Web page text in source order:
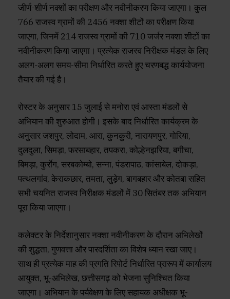
जीर्ण-शीर्ण नक्शों का परीक्षण और नवीनीकरण किया जाएगा। कुल
766 राजस्व ग्रामों की 2456 नक्शा शीटों का परीक्षण किया
जाएगा, जिनमें 214 राजस्व ग्रामों की 710 जर्जर नक्शा शीटों का
नवीनीकरण किया जाएगा। प्रत्येक राजस्व निरीक्षक मंडल के लिए
अलग-अलग समय-सीमा निर्धारित करते हुए चरणबद्ध कार्ययोजना
तैयार की गई है।
रोस्टर के अनुसार 15 जुलाई से मनोरा एवं आस्ता मंडलों से
अभियान की शुरुआत होगी। इसके बाद निर्धारित कार्यक्रम के
अनुसार जशपुर, लोदाम, आरा, कुनकुरी, नारायणपुर, गोरिया,
दुलदुला, सिमड़ा, फरसाबहार, तपकरा, कोल्हेनझरिया, बगीचा,
बिमड़ा, कुर्राेग, सरबकोम्बो, सन्ना, पंडरापाठ, कांसाबेल, दोकड़ा,
पत्थलगांव, केराकछार, तमता, लुड़ेग, बागबहार और कोतबा सहित
सभी चयनित राजस्व निरीक्षक मंडलों में 30 सितंबर तक अभियान
पूरा किया जाएगा।
कलेक्टर के निर्देशानुसार नक्शा नवीनीकरण के दौरान अभिलेखों
की शुद्धता, गुणवत्ता और पारदर्शिता का विशेष ध्यान रखा जाए।
साथ ही प्रत्येक माह की प्रगति रिपोर्ट निर्धारित प्रारूप में कार्यालय
आयुक्त, भू-अभिलेख, छत्तीसगढ़ को भेजना सुनिश्चित किया
जाएगा। अभियान के पर्यवेक्षण के लिए सहायक अधीक्षक भू-